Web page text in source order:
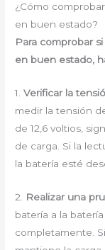
¿Cómo
en buen estado?
Para comprobar
en buen estado,
1.Verificar la
medir la tensión
de 12,6 voltios,
de carga. Si la
la batería esté
2. Realizar una
batería a la
completamente.